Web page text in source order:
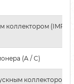
коллектором
(A / C)
коллектором